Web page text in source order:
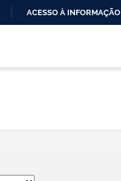
CONTEÚDO
ACESSO À INFORMAÇÃO